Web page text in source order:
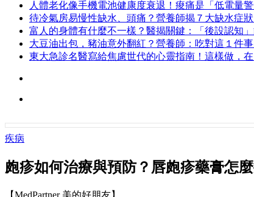
人體老化像手機電池健康度衰退！痠痛是「低電量
待冷氣房易慢性缺水、頭痛？營養師揭７大缺水症
富人的身體有什麼不一樣？醫揭關鍵：「後設認知
大豆油出包，豬油意外翻紅？營養師：吃對這１件
東大急診名醫寫給焦慮世代的心靈指南！這樣做，
疾病
皰疹如何治療與預防？唇皰疹藥膏怎
【MedPartner 美的好朋友】